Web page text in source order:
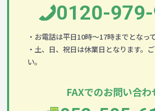
0120-
・お電話は平日10時～17時までとなっ
・土、日、祝日は休業日となります。
い。
FAXでのお問い合わ